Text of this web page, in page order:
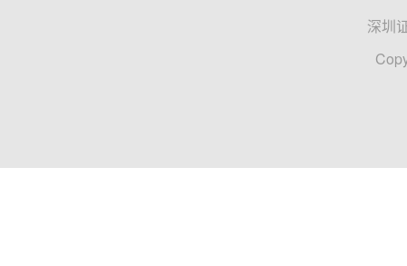
深圳